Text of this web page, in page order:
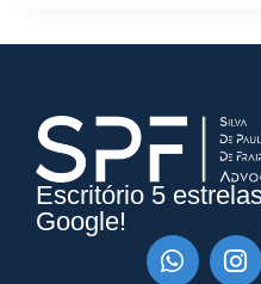
Escritório 5
Google!